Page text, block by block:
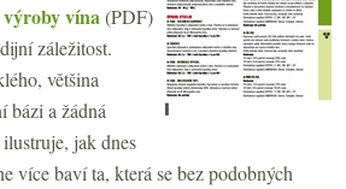
vína(PDF)
záležitost.
většina
bázi a žádná
jak dnes
více baví ta, která se bez podobných